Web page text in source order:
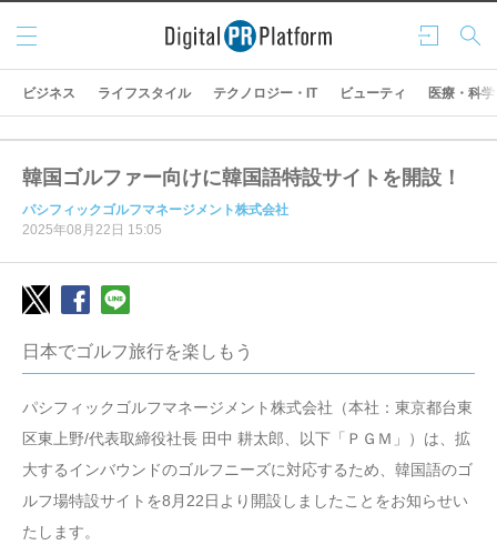
ログ
イン
検索
メニ
ュー
ビジネス ライフスタイル テクノロジー・IT ビューティ 医療・科学
韓国ゴルファー向けに韓国語特設サイトを開設！
パシフィックゴルフマネージメント株式会社
2025年08月22日 15:05
日本でゴルフ旅行を楽しもう
パシフィックゴルフマネージメント株式会社（本社：東京都台東
区東上野/代表取締役社長 田中 耕太郎、以下「ＰＧＭ」）は、拡
大するインバウンドのゴルフニーズに対応するため、韓国語のゴ
ルフ場特設サイトを8月22日より開設しましたことをお知らせい
たします。